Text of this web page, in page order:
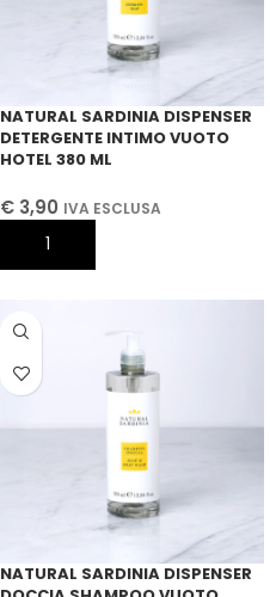
NATURAL SARDINIA DISPENSER
DETERGENTE INTIMO VUOTO
HOTEL 380 ML
€ 3,90 IVA ESCLUSA
AGGIUNGI AL CARRELLO
NATURAL SARDINIA DISPENSER